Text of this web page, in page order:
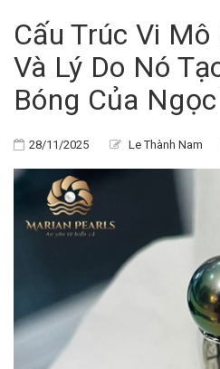
Cấu Trúc Vi
Và Lý Do Nó
Bóng Của
28/11/2025 Le Thành Nam